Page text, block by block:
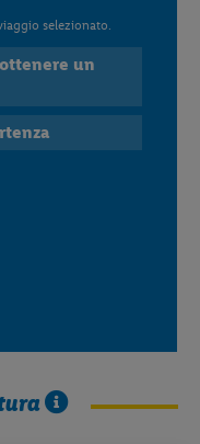
selezionato.
un